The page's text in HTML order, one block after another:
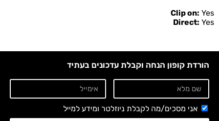
Clip on: Yes
Direct: Yes
הורדת קופון הנחה וקבלת עדכונים בעתיד
אני מסכים/מה לקבלת ניוזלטר ומידע למייל